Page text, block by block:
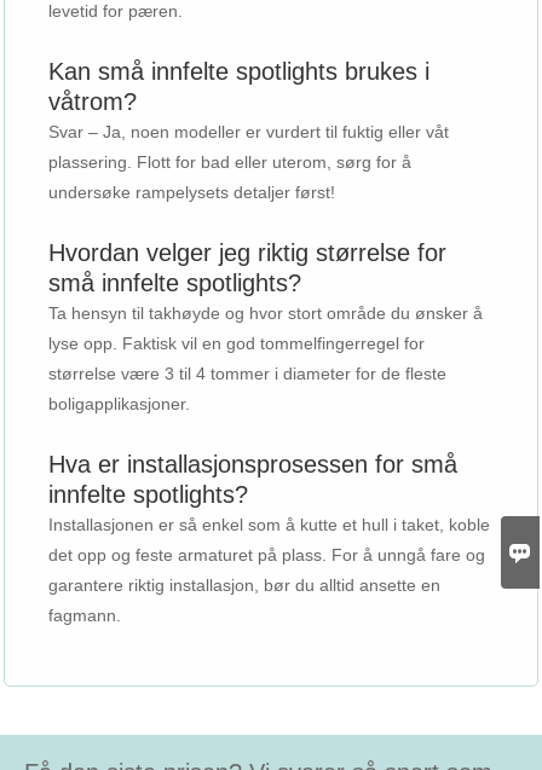
levetid for pæren.
Kan små innfelte spotlights brukes i
våtrom?
Svar – Ja, noen modeller er vurdert til fuktig eller våt
plassering. Flott for bad eller uterom, sørg for å
undersøke rampelysets detaljer først!
Hvordan velger jeg riktig størrelse for
små innfelte spotlights?
Ta hensyn til takhøyde og hvor stort område du ønsker å
lyse opp. Faktisk vil en god tommelfingerregel for
størrelse være 3 til 4 tommer i diameter for de fleste
boligapplikasjoner.
Hva er installasjonsprosessen for små
innfelte spotlights?
Installasjonen er så enkel som å kutte et hull i taket, koble
det opp og feste armaturet på plass. For å unngå fare og
garantere riktig installasjon, bør du alltid ansette en
fagmann.
